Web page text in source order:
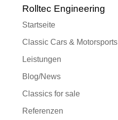
Rolltec Engineering
Startseite
Classic Cars & Motorsports
Leistungen
Blog/News
Classics for sale
Referenzen